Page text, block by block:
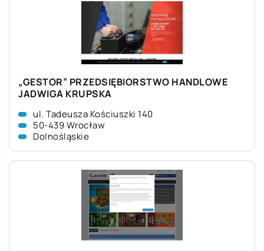
„GESTOR” PRZEDSIĘBIORSTWO HANDLOWE
JADWIGA KRUPSKA
ul. Tadeusza Kościuszki 140
50-439 Wrocław
Dolnośląskie